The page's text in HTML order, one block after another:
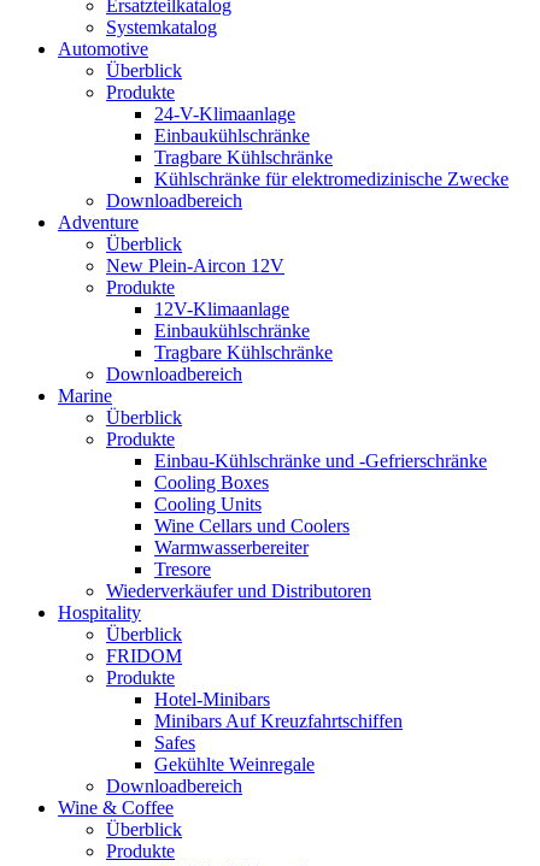
Ersatzteilkatalog
Systemkatalog
Automotive
Überblick
Produkte
24-V-Klimaanlage
Einbaukühlschränke
Tragbare Kühlschränke
Kühlschränke für elektromedizinische Zwecke
Downloadbereich
Adventure
Überblick
New Plein-Aircon 12V
Produkte
12V-Klimaanlage
Einbaukühlschränke
Tragbare Kühlschränke
Downloadbereich
Marine
Überblick
Produkte
Einbau-Kühlschränke und -Gefrierschränke
Cooling Boxes
Cooling Units
Wine Cellars und Coolers
Warmwasserbereiter
Tresore
Wiederverkäufer und Distributoren
Hospitality
Überblick
FRIDOM
Produkte
Hotel-Minibars
Minibars Auf Kreuzfahrtschiffen
Safes
Gekühlte Weinregale
Downloadbereich
Wine & Coffee
Überblick
Produkte